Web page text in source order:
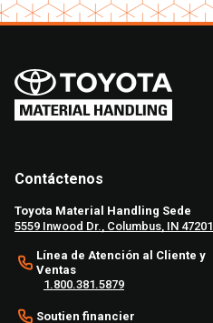
Contáctenos
Toyota Material Handling Sede
5559 Inwood Dr., Columbus, IN 47201
Línea de Atención al Cliente y
Ventas
1.800.381.5879
Soutien financier